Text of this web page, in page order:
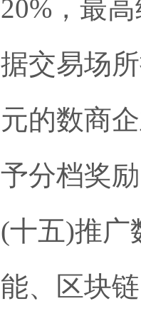
20%，最
据交易场
元的数商
予分档奖
(十五)推广
能、区块